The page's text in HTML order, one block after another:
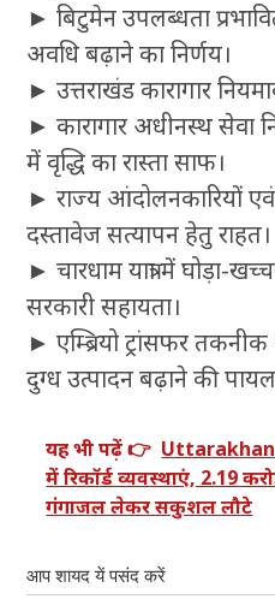
► बिटुमेन उपलब्धता
अवधि बढ़ाने का निर्णय।
► उत्तराखंड कारागार
► कारागार अधीनस्थ सेवा
में वृद्धि का रास्ता साफ।
► राज्य आंदोलनकारियों एवं
दस्तावेज सत्यापन हेतु राहत।
► चारधाम यात्रा में घोड़ा-
सरकारी सहायता।
► एम्ब्रियो ट्रांसफर
दुग्ध उत्पादन बढ़ाने की
यह भी पढ़ें 👉
में रिकॉर्ड व्यवस्थाएं, 2.19
गंगाजल लेकर सकुशल लौटे